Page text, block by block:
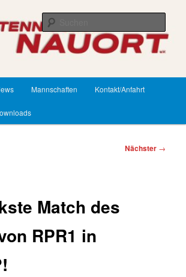
Nauort
Mannschaften Kontakt/Anfahrt
Nächster →
Match des
RPR1 in